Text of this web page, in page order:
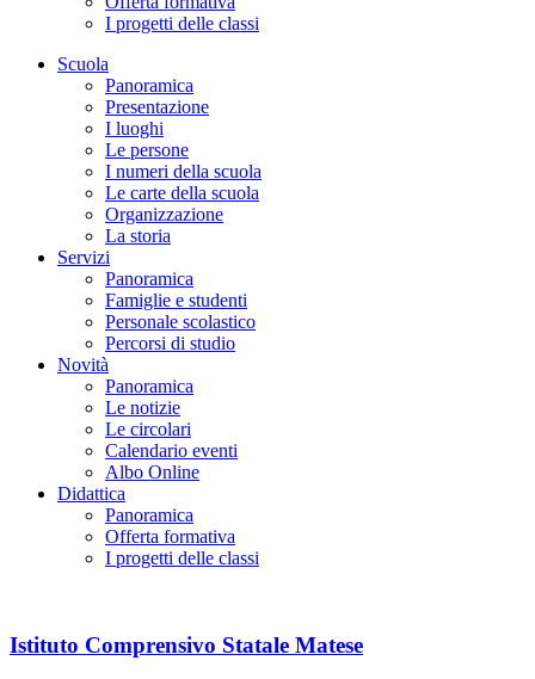
I progetti delle classi
Scuola
Panoramica
Presentazione
I luoghi
Le persone
I numeri della scuola
Le carte della scuola
Organizzazione
La storia
Servizi
Panoramica
Famiglie e studenti
Personale scolastico
Percorsi di studio
Novità
Panoramica
Le notizie
Le circolari
Calendario eventi
Albo Online
Didattica
Panoramica
Offerta formativa
I progetti delle classi
Istituto Comprensivo Statale Matese